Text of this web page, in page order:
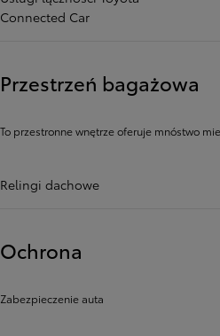
Connected Car
Przestrzeń bagażowa
To przestronne wnętrze oferuje mnóstwo
Relingi dachowe
Ochrona
Zabezpieczenie auta